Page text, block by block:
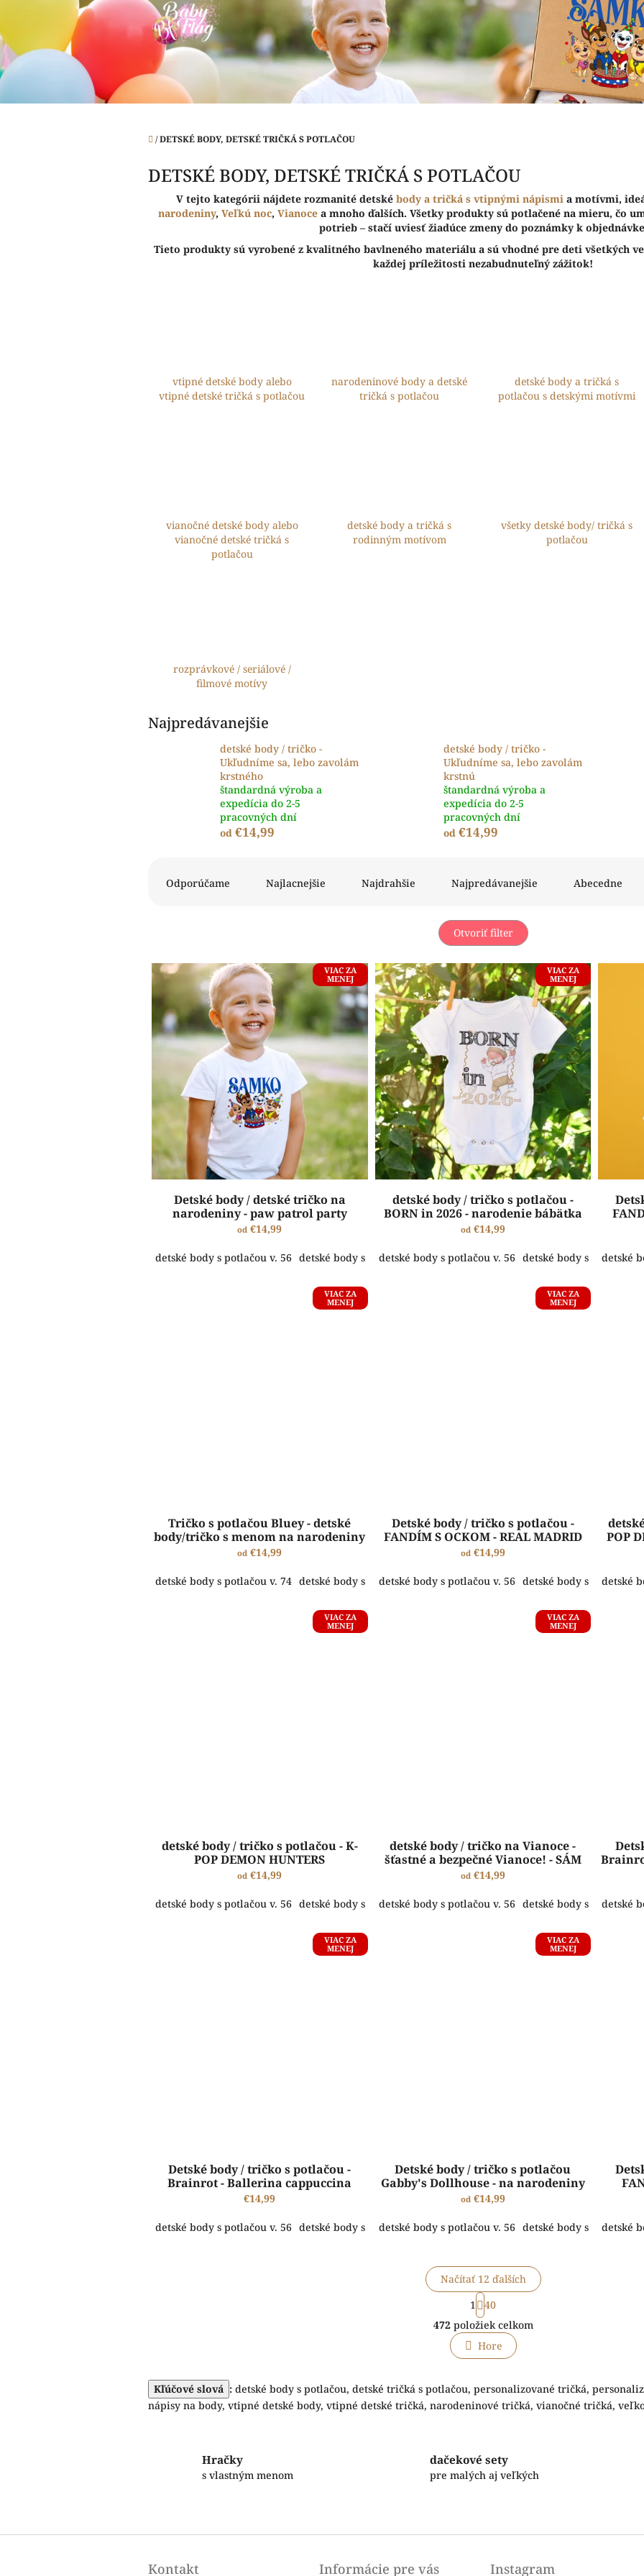
obsah
Domov
/DETSKÉ BODY, DETSKÉ TRIČKÁ S POTLAČOU
DETSKÉ BODY, DETSKÉ TRIČKÁ S POTLAČOU
V tejto kategórii nájdete rozmanité detské body a tričká s vtipnými nápismi a motívmi,
narodeniny, Veľkú noc, Vianocea mnoho ďalších. Všetky produkty sú potlačené na mieru, čo
potrieb – stačí uviesť žiadúce zmeny do poznámky k
Tieto produkty sú vyrobené z kvalitného bavlneného materiálu a sú vhodné pre deti všetkých
každej príležitosti nezabudnuteľný zážitok!
vtipné detské body alebo
vtipné detské tričká s potlačou
narodeninové body a detské
tričká s potlačou
detské body a tričká s
potlačou s detskými motívmi
vianočné detské body alebo
vianočné detské tričká s
potlačou
detské body a tričká s
rodinným motívom
všetky detské body/ tričká s
potlačou
rozprávkové / seriálové /
filmové motívy
Najpredávanejšie
detské body / tričko -
Ukľudníme sa, lebo zavolám
krstného
štandardná výroba a
expedícia do 2-5
pracovných dní
od €14,99
detské body / tričko -
Ukľudníme sa, lebo zavolám
krstnú
štandardná výroba a
expedícia do 2-5
pracovných dní
od€14,99
e
p
r
d
u
o
v
Odporúčame Najlacnejšie Najdrahšie Najpredávanejšie Abecedne
Otvoriť filter
V
ý
p
s
p
o
u
k
t
o
v
VIAC ZA
MENEJ
Detské body / detské tričko na
narodeniny - paw patrol party
od €14,99
detské body s potlačou v. 56 detské body s potlačou v. 62 detské body s potlačou v. 68 detské
VIAC ZA
MENEJ
detské body / tričko s potlačou -
BORN in 2026 - narodenie bábätka
od€14,99
detské body s potlačou v. 56 detské body s potlačou
detské
VIAC ZA
MENEJ
Tričko s potlačou Bluey - detské
body/tričko s menom na narodeniny
od €14,99
detské body s potlačou v. 74 detské body s potlačou v. 80 detské body s potlačou v. 86 detské
VIAC ZA
MENEJ
Detské body / tričko s potlačou -
FANDÍM S OCKOM - REAL MADRID
od€14,99
detské body s potlačou v. 56 detské body s potlačou
POP
detské
VIAC ZA
MENEJ
detské body / tričko s potlačou - K-
POP DEMON HUNTERS
od €14,99
detské body s potlačou v. 56 detské body s potlačou v. 62 detské body s potlačou v. 68 detské
VIAC ZA
MENEJ
detské body / tričko na Vianoce -
šťastné a bezpečné Vianoce! - SÁM
DOMA
od€14,99
detské body s potlačou v. 56 detské body s potlačou
detské
VIAC ZA
MENEJ
Detské body / tričko s potlačou -
Brainrot - Ballerina cappuccina
€14,99
detské body s potlačou v. 56 detské body s potlačou v. 62 detské body s potlačou v. 68 detské
VIAC ZA
MENEJ
Detské body / tričko s potlačou
Gabby's Dollhouse - na narodeniny
od€14,99
detské body s potlačou v. 56 detské body s potlačou
detské
O
v
l
á
a
c
i
r
v
k
p
Načítať 12 ďalších
S
t
r
á
n
k
a
n
1
40
472položiek celkom
Hore
Kľúčové slová : detské body s potlačou, detské tričká s potlačou, personalizované tričká,
nápisy na body, vtipné detské body, vtipné detské tričká, narodeninové tričká, vianočné tričká,
Hračky
s vlastným menom
dačekové sety
pre malých aj veľkých
Z
Kontakt Informácie pre vás Instagram